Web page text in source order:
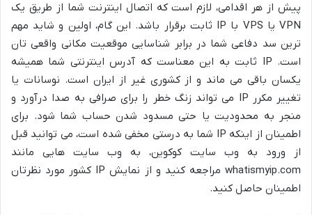
پیش از هر اقدامی، لازم است که اتصال اینترنت شما از طریق یک
VPN یا VPS با IP ثابت برقرار باشد. این گام، اولین و شاید مهم
ترین سد دفاعی شما در برابر شناسایی موقعیت مکانی واقعی تان
است. IP ثابت به این معناست که آدرس اینترنتی شما همیشه
یکسان باقی می ماند و از کشوری غیر از ایران است. نوسانات یا
تغییر مکرر IP می تواند زنگ خطر را برای صرافی به صدا درآورد و
منجر به محدودیت یا حتی مسدود شدن حساب شما شود. برای
اطمینان از اینکه IP شما به درستی مخفی شده است، می توانید قبل
از ورود به وب سایت کوکوین، به وب سایت هایی مانند
whatismyip.com مراجعه کنید و از نمایش IP کشور مورد نظرتان
اطمینان حاصل کنید.